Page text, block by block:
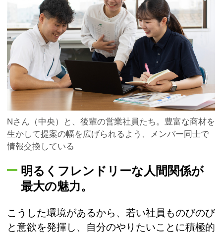
Nさん（中央）と、後輩の営業社員たち。豊富な商材を
生かして提案の幅を広げられるよう、メンバー同士で
情報交換している
明るくフレンドリーな人間関係が
最大の魅力。
こうした環境があるから、若い社員ものびのび
と意欲を発揮し、自分のやりたいことに積極的